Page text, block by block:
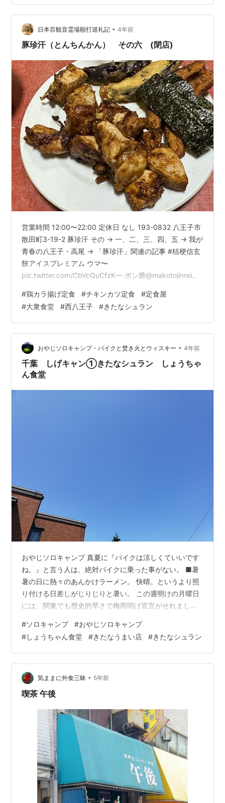
る。そしてそれらの要素と味を全部ひっくるめて最高の
お店なのである。 行ったら最後、もうここの味を忘れる
ことはできないぞ。禁断症状が出るくらいにうまいのだ
ぞ。 大久保の路地裏に名店あり 小さくてボロくて暗いお
日本百観音霊場順打巡礼記 • 4年前
豚珍汗（とんちんかん） その六 (閉店)
営業時間 12:00〜22:00 定休日 なし 193-0832 八王子市
散田町3-19-2 豚珍汗 その → 一、二、三、四、五 → 我が
青春の八王子・高尾 → 「豚珍汗」関連の記事 #桔梗信玄
餅アイスプレミアム ウマ〜
pic.twitter.com/CbVcQuCfzK— ボン爺@makotojinrei
で見る さて、三連休の三日目デス。 実はこのブログにも
度々登場する恩人、 八王子市長房町に住んでいた大学生
の頃に、 とってもお世話になった、 八王子市東浅川町に
あった、 焼鳥店・鳥千の店主故Ｔ氏。 今で…
#鶏カラ揚げ定食 #チキンカツ定食 #定食屋
#大衆食堂 #西八王子 #きたなシュラン
おやじソロキャンプ・バイクと焚き火とウィスキー • 4年前
千葉 しげキャン①きたなシュラン しょうちゃ
ん食堂
おやじソロキャンプ 真夏に『バイクは涼しくていいです
ね。』と言う人は、絶対バイクに乗った事がない。 ■暑
暑の日に熱々のあんかけラーメン。 快晴。というより照
り付ける日差しがじりじりと暑い。 この週明けの月曜日
には、関東でも歴史的早さで梅雨明け宣言がせれまし
信しています。 快晴 今回の目的地は、大多喜町の『しげ
キャン』 今年のGWにオープンしたばかりのキャンプ
場。 さて出発です。 出発 田んぼの緑が綺麗。野を渡る
風は、全然、爽やかじゃない。暑い。 少しこの先不安。
風が暑い ●気になる看板 県道81号線清澄養老ラインを走
る度に気になっていた看板…
#ソロキャンプ #おやじソロキャンプ
#しょうちゃん食堂 #きたなうまい店 #きたなシュラン
気ままに外食三昧 • 5年前
喫茶 午後